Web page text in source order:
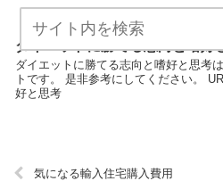
ダイエットに勝てる志向と嗜好
ダイエットに勝てる志向と嗜好と思考
トです。 是非参考にしてください。
好と思考
気になる輸入住宅購入費用